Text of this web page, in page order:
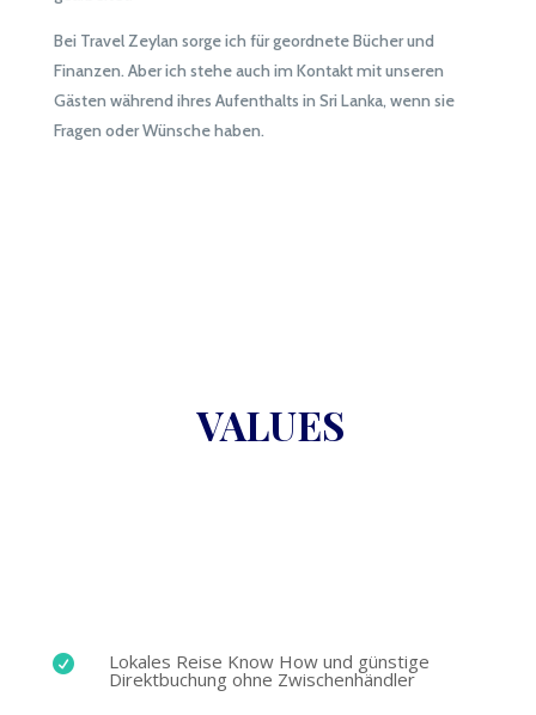
Bei Travel Zeylan sorge ich für geordnete Bücher und
Finanzen. Aber ich stehe auch im Kontakt mit unseren
Gästen während ihres Aufenthalts in Sri Lanka, wenn sie
Fragen oder Wünsche haben.
VALUES
 Lokales Reise Know How und günstige
Direktbuchung ohne Zwischenhändler